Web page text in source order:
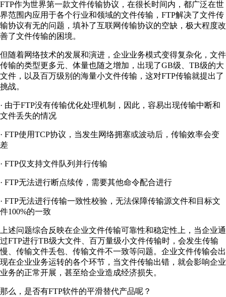
FTP作为世界第一款文件传输协议，在很长时间内，都广泛在世
界范围内应用于各个行业和领域的文件传输，FTP解决了文件传
输协议有无的问题，填补了互联网传输协议的空缺，极大程度改
善了文件传输的困境。
但随着网络技术的发展和演进，企业业务模式变得复杂化，文件
传输的类型更多元、体量也随之增加，出现了GB级、TB级的大
文件，以及百万级别的海量小文件传输，这对FTP传输就提出了
挑战。
· 由于FTP没有传输优化处理机制，因此，容易出现传输中断和
文件丢失的情况
· FTP使用TCP协议，当发生网络拥塞或波动后，传输效率会变
差
· FTP仅支持文件队列并行传输
· FTP无法进行断点续传，需要其他命令配合进行
· FTP无法进行传输一致性校验，无法保障传输源文件和目标文
件100%的一致
上述问题综合反映在企业文件传输可靠性和稳定性上，当企业通
过FTP进行TB级大文件、百万量级小文件传输时，会发生传输
慢、传输文件丢包、传输文件不一致等问题。企业文件传输会出
现在企业业务运转的各个环节，当文件传输出错，就会影响企业
业务的正常开展，甚至给企业造成经济损失。
那么，是否有FTP软件的平滑替代产品呢？